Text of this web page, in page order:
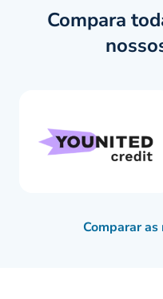
Compara
Comparar